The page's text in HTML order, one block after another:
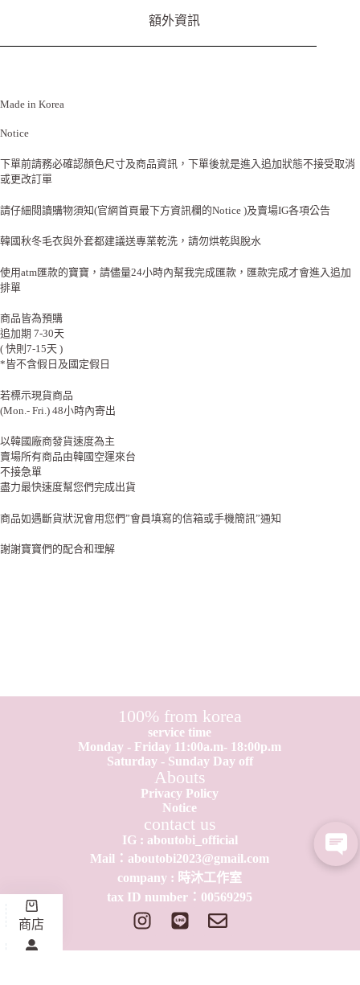
額外資訊
Made in Korea
Notice
下單前請務必確認顏色尺寸及商品資訊，下單後就是進入追加狀態不接受取消
或更改訂單
請仔細閱讀購物須知(官網首頁最下方資訊欄的Notice )及賣場IG各項公告
韓國秋冬毛衣與外套都建議送專業乾洗，請勿烘乾與脫水
使用atm匯款的寶寶，請儘量24小時內幫我完成匯款，匯款完成才會進入追加
排單
商品皆為預購
追加期 7-30天
( 快則7-15天 )
*皆不含假日及國定假日
若標示現貨商品
(Mon.- Fri.) 48小時內寄出
以韓國廠商發貨速度為主
賣場所有商品由韓國空運來台
不接急單
盡力最快速度幫您們完成出貨
商品如遇斷貨狀況會用您們”會員填寫的信箱或手機簡訊”通知
謝謝寶寶們的配合和理解
100% from korea
service time
Monday - Friday 11:00a.m- 18:00p.m
Saturday - Sunday Day off
Abouts
Privacy Policy
Notice
contact us
IG : aboutobi_official
Mail：aboutobi2023@gmail.com
company : 時沐工作室
tax ID number：0​0​569295
商店